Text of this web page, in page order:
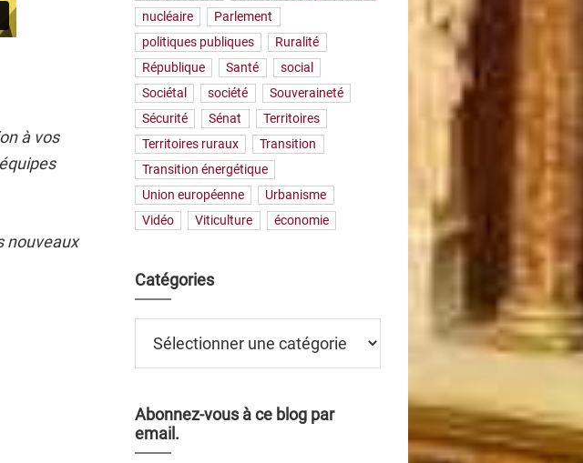
à vos
nouveaux
nucléaire
Parlement
politiques publiques
Ruralité
République
Santé
social
Sociétal
société
Souveraineté
Sécurité
Sénat
Territoires
Territoires ruraux
Transition
Transition énergétique
Union européenne
Urbanisme
Vidéo
Viticulture économie
Catégories
Abonnez-vous à ce blog par
email.